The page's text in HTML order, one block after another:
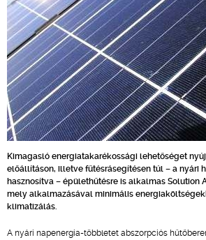
Kimagasló energiatakarékossági lehetőséget
előállításon, illetve fűtésrásegítésen túl – a nyári
hasznosítva – épülethűtésre is alkalmas Solution
mely alkalmazásával minimális
klimatizálás.
A nyári napenergia-többletet abszorpciós